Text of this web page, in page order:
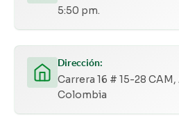
5:50 pm.
Dirección:
Carrera 16 # 15-28
Colombia